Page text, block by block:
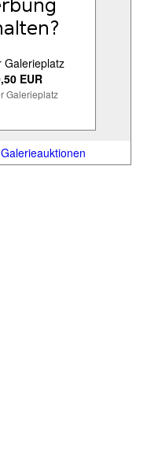
Galerieplatz
EUR
Galerieplatz